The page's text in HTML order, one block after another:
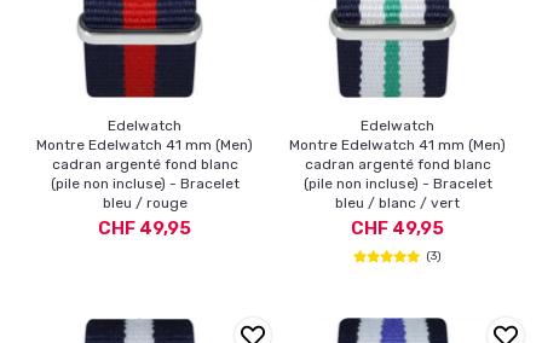
Edelwatch
Montre Edelwatch 41 mm (Men)
cadran argenté fond blanc
(pile non incluse) - Bracelet
bleu / rouge
CHF 49,95
Edelwatch
Montre Edelwatch 41 mm (Men)
cadran argenté fond blanc
(pile non incluse) - Bracelet
bleu / blanc / vert
CHF 49,95
(3)